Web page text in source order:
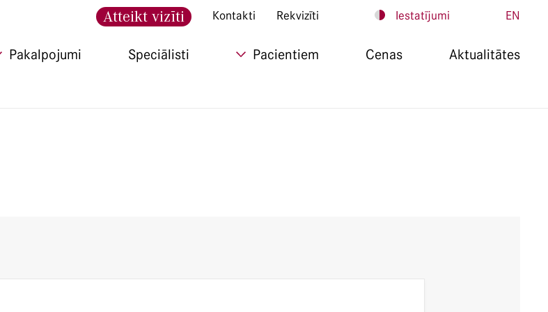
Atteikt vizīti Kontakti Rekvizīti Iestatījumi EN
Pakalpojumi Speciālisti Pacientiem Cenas Aktualitātes